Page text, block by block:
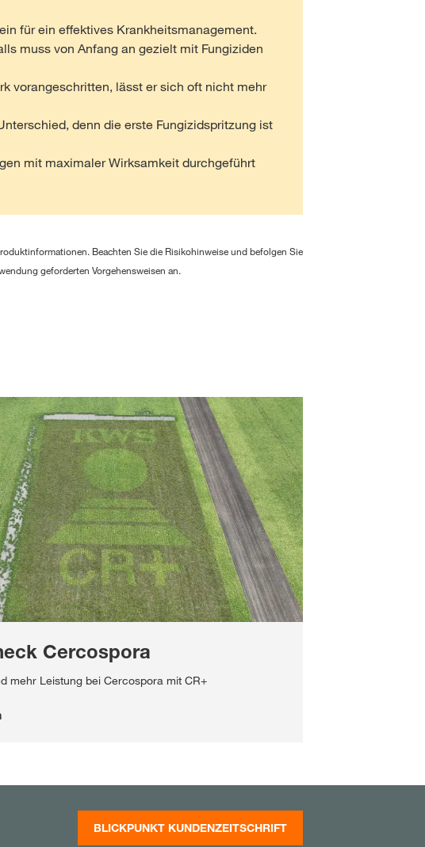
für ein effektives Krankheitsmanagement.
muss von Anfang an gezielt mit Fungiziden
vorangeschritten, lässt er sich oft nicht mehr
denn die erste Fungizidspritzung ist
mit maximaler Wirksamkeit durchgeführt
Beachten Sie die Risikohinweise und befolgen Sie
geforderten Vorgehensweisen an.
Cercospora
mehr Leistung bei Cercospora mit CR+
BLICKPUNKT KUNDENZEITSCHRIFT